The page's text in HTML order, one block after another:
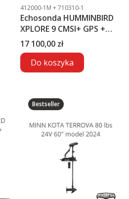
Kod produktu
412000-1M + 710310-1
Echosonda HUMMINBIRD
XPLORE 9 CMSI+ GPS +
MEGA LIVE2
Cena
17 100,00 zł
Do koszyka
Bestseller